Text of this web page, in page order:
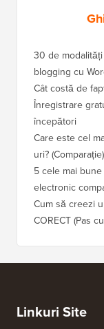
30 de
blogging cu
Cât costă de
Înregistrare
începători
Care este cel
uri? (Comparație)
5 cele mai
electronic